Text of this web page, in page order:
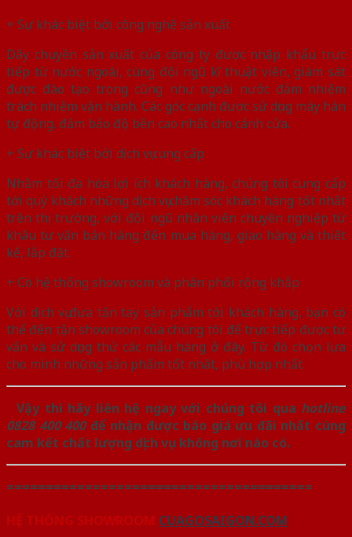
+ Sự khác biệt bởi công nghệ sản xuất
Dây chuyền sản xuất của công ty được nhập khẩu trực
tiếp từ nước ngoài, cùng đội ngũ kĩ thuật viên, giám sát
được đào tạo trong cũng như ngoài nước đảm nhiệm
trách nhiệm vận hành. Các góc cạnh được sử dụng máy hàn
tự động. đảm bảo độ bền cao nhất cho cánh cửa.
+ Sự khác biệt bởi dịch vụ cung cấp
Nhằm tối đa hóa lợi ích khách hàng, chúng tôi cung cấp
tới quý khách những dịch vụ chăm sóc khách hàng tốt nhất
trên thị trường, với đội ngũ nhân viên chuyên nghiệp từ
khâu tư vấn bán hàng đến mua hàng, giao hàng và thiết
kế, lắp đặt.
+ Có hệ thống showroom và phân phối rộng khắp
Với dịch vụ đưa tận tay sản phẩm tới khách hàng, bạn có
thể đến tận showroom của chúng tôi để trực tiếp được tư
vấn và sử dụng thử các mẫu hàng ở đây. Từ đó chọn lựa
cho mình những sản phẩm tốt nhất, phù hợp nhất.
Vậy thì hãy liên hệ ngay với chúng tôi qua hotline
0828 400 400để nhận được báo giá ưu đãi nhất cùng
cam kết chất lượng dịch vụ không nơi nào có.
=======================================
HỆ THỐNG SHOWROOM CUAGOSAIGON.COM